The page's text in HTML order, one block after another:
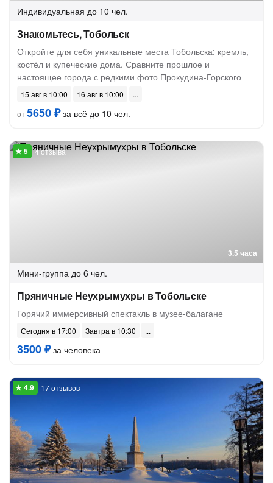
Индивидуальная до 10 чел.
Знакомьтесь, Тобольск
Откройте для себя уникальные места Тобольска: кремль,
костёл и купеческие дома. Сравните прошлое и
настоящее города с редкими фото Прокудина-Горского
15 авг в 10:00
16 авг в 10:00
от5650 ₽за всё до 10 чел.
3.5 часа
4 отзыва
Мини-группа до 6 чел.
Пряничные Неухрымухры в Тобольске
Горячий иммерсивный спектакль в музее-балагане
Сегодня в 17:00 Завтра в 10:30
3500 ₽за человека
17 отзывов